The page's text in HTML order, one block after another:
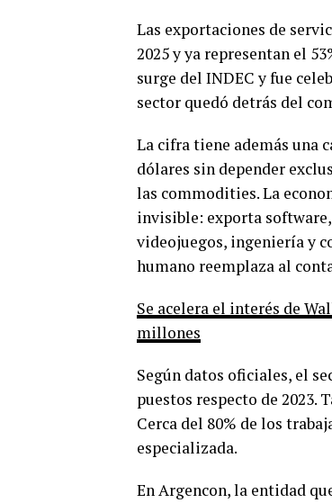
Las exportaciones de
2025 y ya representan el
surge del INDEC y fue
sector quedó detrás del
La cifra tiene además una
dólares sin depender
las commodities. La
invisible: exporta
videojuegos, ingeniería y
humano reemplaza al
Se acelera el interés de
millones
Según datos oficiales, el
puestos respecto de 2023.
Cerca del 80% de los
especializada.
En Argencon, la entidad